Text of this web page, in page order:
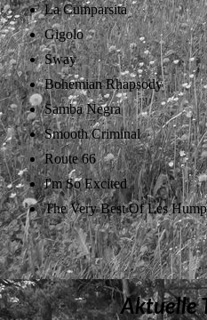
La Cumparsita
Gigolo
Sway
Bohemian Rhapsody
Samba Negra
Smooth Criminal
Route 66
I'm So Excited
The Very Best Of Les
Aktuelle